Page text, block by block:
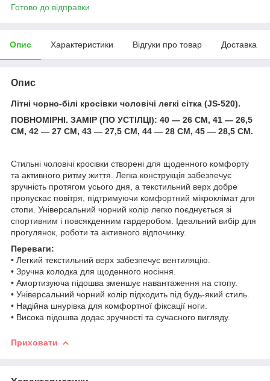
Готово до відправки
Опис Характеристики Відгуки про товар Доставка
Опис
Літні чорно-білі кросівки чоловічі легкі сітка (JS-520).
ПОВНОМІРНІ. ЗАМІР (ПО УСТІЛЦІ): 40 — 26 СМ, 41 — 26,5
СМ, 42 — 27 СМ, 43 — 27,5 СМ, 44 — 28 СМ, 45 — 28,5 СМ.
Стильні чоловічі кросівки створені для щоденного комфорту
та активного ритму життя. Легка конструкція забезпечує
зручність протягом усього дня, а текстильний верх добре
пропускає повітря, підтримуючи комфортний мікроклімат для
стопи. Універсальний чорний колір легко поєднується зі
спортивним і повсякденним гардеробом. Ідеальний вибір для
прогулянок, роботи та активного відпочинку.
Переваги:
• Легкий текстильний верх забезпечує вентиляцію.
• Зручна колодка для щоденного носіння.
• Амортизуюча підошва зменшує навантаження на стопу.
• Універсальний чорний колір підходить під будь-який стиль.
• Надійна шнурівка для комфортної фіксації ноги.
• Висока підошва додає зручності та сучасного вигляду.
Приховати